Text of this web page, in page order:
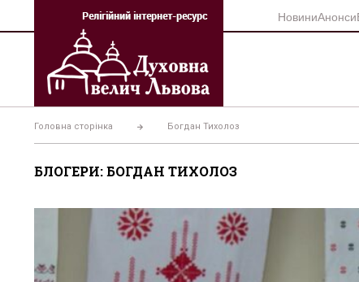
вмісту
НовиниАнонси
Головна сторінка Богдан Тихолоз
БЛОГЕРИ: БОГДАН ТИХОЛОЗ